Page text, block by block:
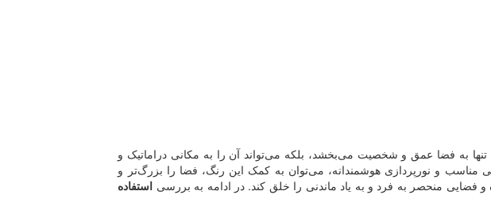
به فضا عمق و شخصیت می‌بخشد، بلکه می‌تواند آن را به مکانی دراماتیک و
و نورپردازی هوشمندانه، می‌توان به کمک این رنگ، فضا را بزرگ‌تر و
منحصر به فرد و به یاد ماندنی را خلق کند. در ادامه به بررسی استفاده